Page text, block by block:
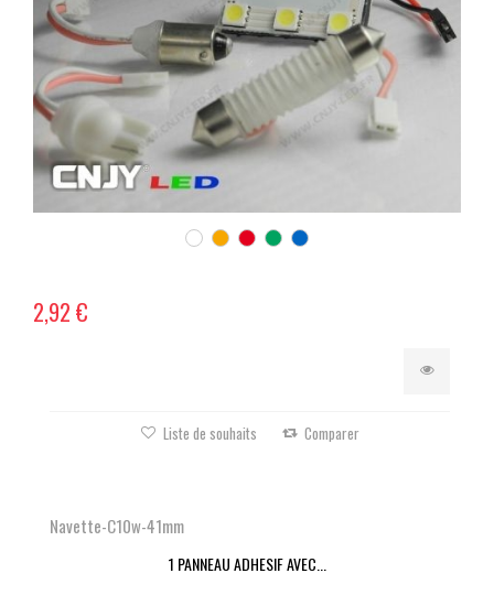
2,92 €
Liste de souhaits Comparer
Navette-C10w-41mm
1 PANNEAU ADHESIF AVEC...